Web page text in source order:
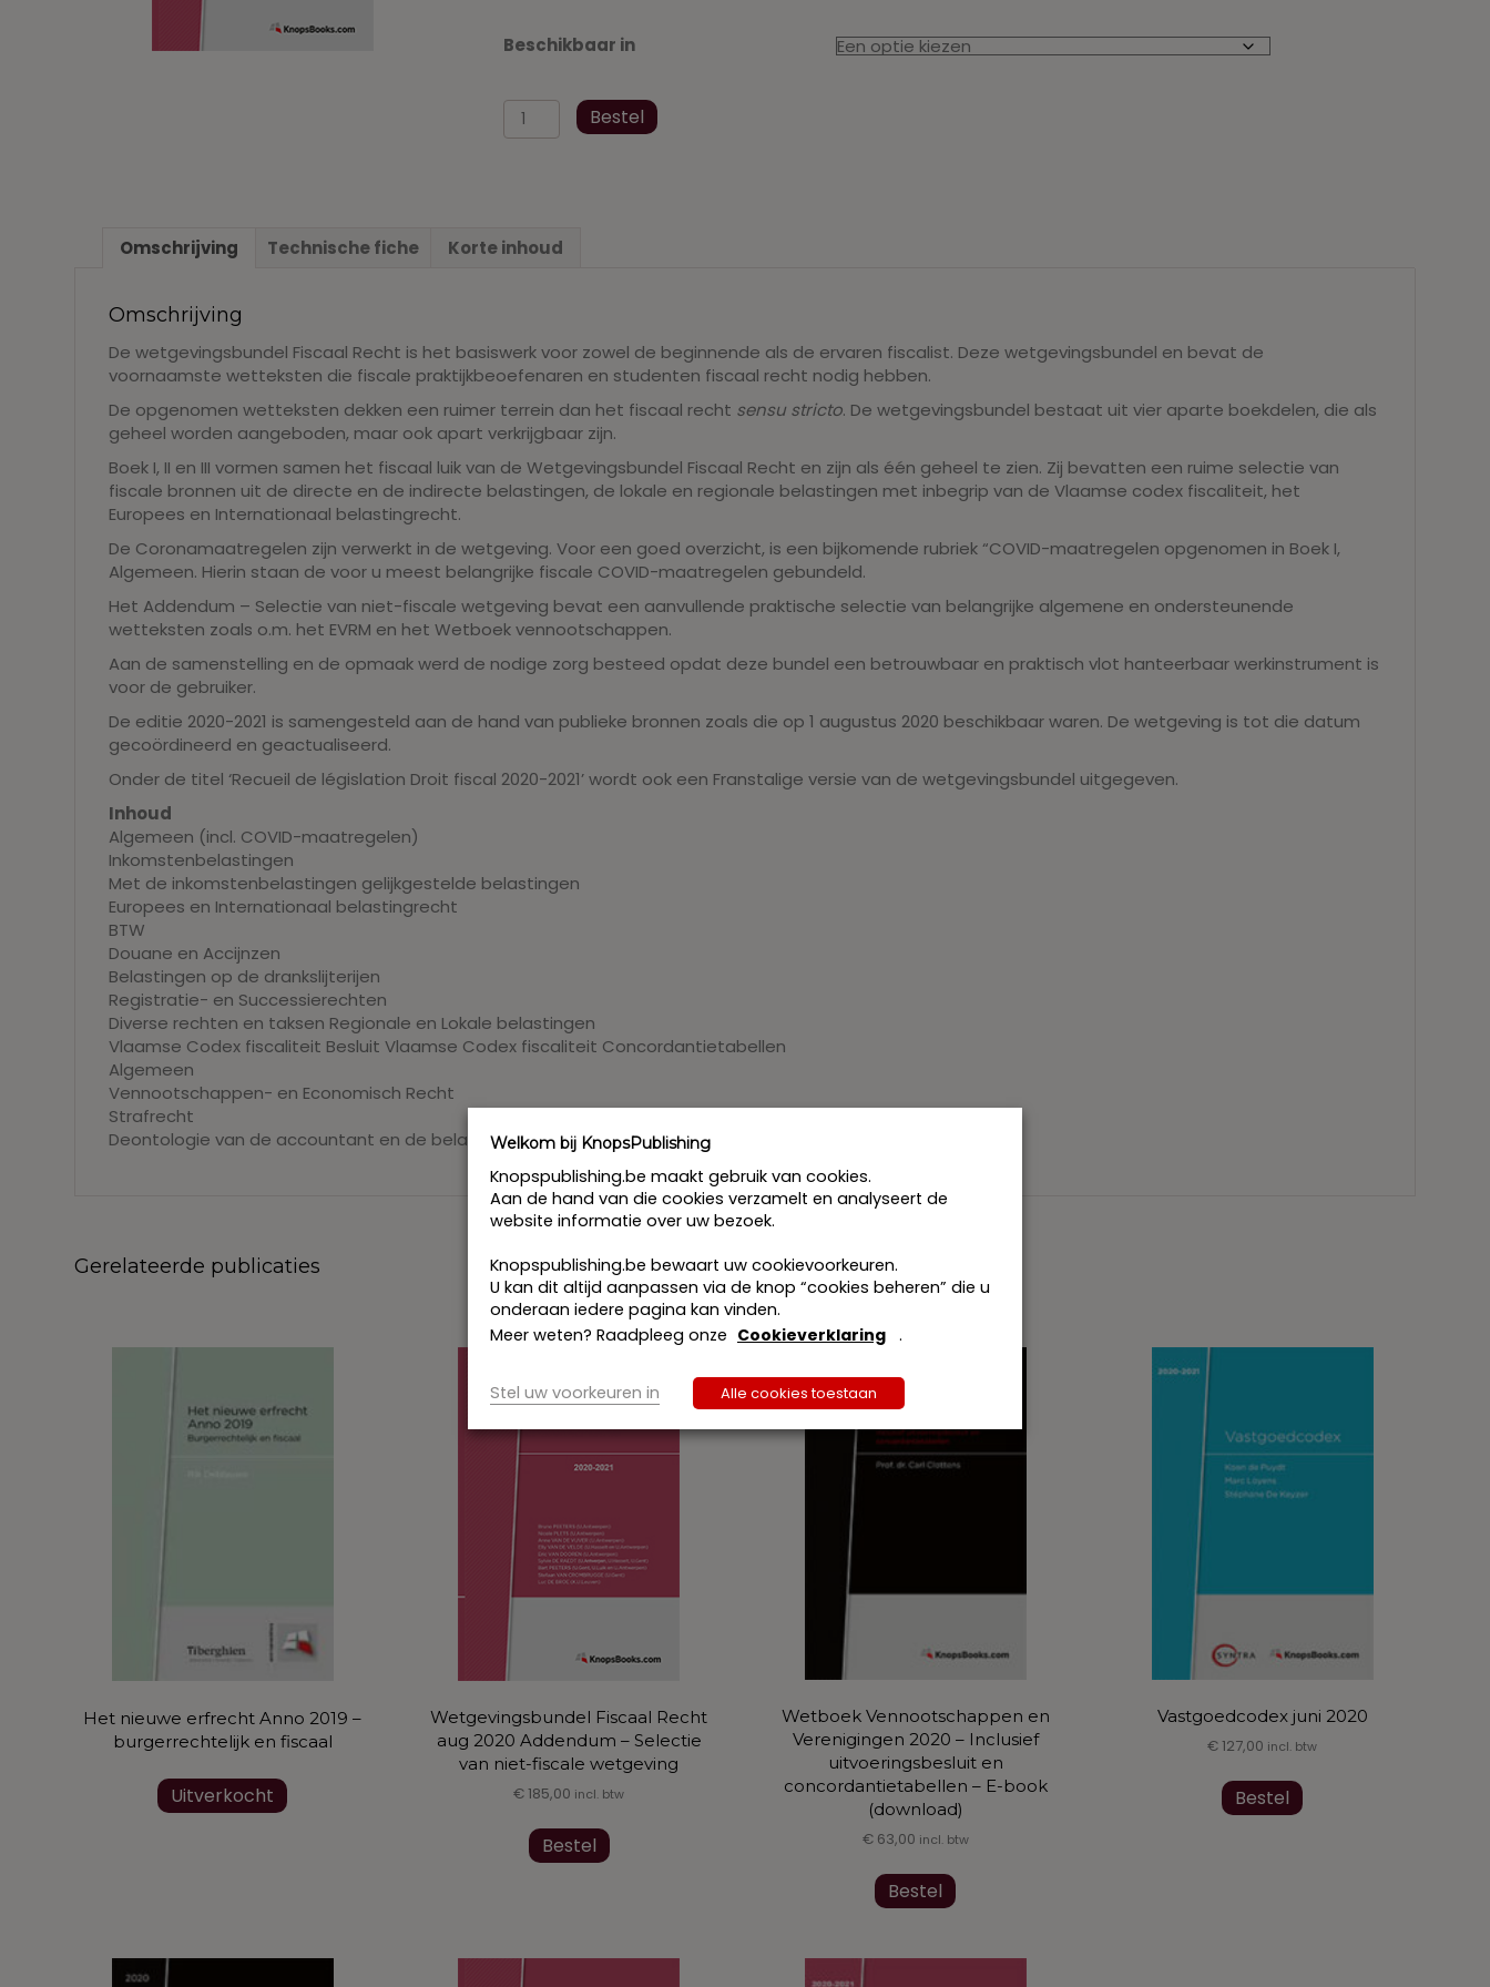
Beschikbaar in
Wetgevingsbundel
Fiscaal
aantal
Bestel
Omschrijving Technische fiche Korte inhoud
Omschrijving
De wetgevingsbundel Fiscaal Recht is het basiswerk voor zowel de beginnende als de ervaren fiscalist. Deze wetgevingsbundel en bevat de
voornaamste wetteksten die fiscale praktijkbeoefenaren en studenten fiscaal recht nodig hebben.
De opgenomen wetteksten dekken een ruimer terrein dan het fiscaal recht sensu stricto. De wetgevingsbundel bestaat uit vier aparte boekdelen, die als
geheel worden aangeboden, maar ook apart verkrijgbaar zijn.
Boek I, II en III vormen samen het fiscaal luik van de Wetgevingsbundel Fiscaal Recht en zijn als één geheel te zien. Zij bevatten een ruime selectie van
fiscale bronnen uit de directe en de indirecte belastingen, de lokale en regionale belastingen met inbegrip van de Vlaamse codex fiscaliteit, het
Europees en Internationaal belastingrecht.
De Coronamaatregelen zijn verwerkt in de wetgeving. Voor een goed overzicht, is een bijkomende rubriek “COVID-maatregelen opgenomen in Boek I,
Algemeen. Hierin staan de voor u meest belangrijke fiscale COVID-maatregelen gebundeld.
Het Addendum – Selectie van niet-fiscale wetgeving bevat een aanvullende praktische selectie van belangrijke algemene en ondersteunende
wetteksten zoals o.m. het EVRM en het Wetboek vennootschappen.
Aan de samenstelling en de opmaak werd de nodige zorg besteed opdat deze bundel een betrouwbaar en praktisch vlot hanteerbaar werkinstrument is
voor de gebruiker.
De editie 2020-2021 is samengesteld aan de hand van publieke bronnen zoals die op 1 augustus 2020 beschikbaar waren. De wetgeving is tot die datum
gecoördineerd en geactualiseerd.
Onder de titel ‘Recueil de législation Droit fiscal 2020-2021’ wordt ook een Franstalige versie van de wetgevingsbundel uitgegeven.
Inhoud
Algemeen (incl. COVID-maatregelen)
Inkomstenbelastingen
Met de inkomstenbelastingen gelijkgestelde belastingen
Europees en Internationaal belastingrecht
BTW
Douane en Accijnzen
Belastingen op de drankslijterijen
Registratie- en Successierechten
Diverse rechten en taksen Regionale en Lokale belastingen
Vlaamse Codex fiscaliteit Besluit Vlaamse Codex fiscaliteit Concordantietabellen
Algemeen
Vennootschappen- en Economisch Recht
Strafrecht
Deontologie van de accountant en de belastingconsulent
Gerelateerde publicaties
Het nieuwe erfrecht Anno 2019 –
burgerrechtelijk en fiscaal
Uitverkocht
Wetgevingsbundel Fiscaal Recht
aug 2020 Addendum – Selectie
van niet-fiscale wetgeving
€185,00 incl. btw
Bestel product
optie
Wetboek Vennootschappen en
Verenigingen 2020 – Inclusief
uitvoeringsbesluit en
concordantietabellen – E-book
(download)
€63,00 incl. btw
Bestel
Vastgoedcodex juni 2020
€127,00 incl. btw
Bestel product
Welkom bij KnopsPublishing
Knopspublishing.be maakt gebruik van cookies.
Aan de hand van die cookies verzamelt en analyseert de
website informatie over uw bezoek.
Knopspublishing.be bewaart uw cookievoorkeuren.
U kan dit altijd aanpassen via de knop “cookies beheren” die u
onderaan iedere pagina kan vinden.
Meer weten? Raadpleeg onze Cookieverklaring .
Stel uw voorkeuren in Alle cookies toestaan